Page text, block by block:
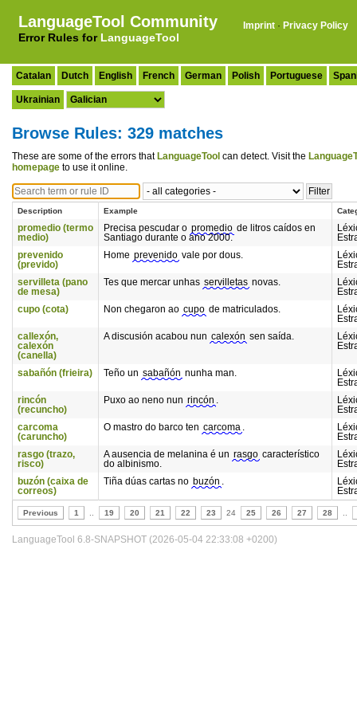
LanguageTool Community
Error Rules for LanguageTool
Imprint · Privacy Policy
Catalan Dutch English French German Polish Portuguese
Ukrainian
Browse Rules: 329 matches
These are some of the errors that LanguageTool can detect. Visit the
homepage to use it online.
Description Example
promedio (termo
medio)
Precisa pescudar o promedio de litros caídos en
Santiago durante o ano 2000.
prevenido
(prevido)
Home prevenido vale por dous.
servilleta (pano
de mesa)
Tes que mercar unhas servilletas novas.
cupo (cota)
Non chegaron ao cupo de matriculados.
callexón,
calexón
(canella)
A discusión acabou nun calexón sen saída.
sabañón (frieira) Teño un sabañón nunha man.
rincón
(recuncho)
Puxo ao neno nun rincón .
carcoma
(caruncho)
O mastro do barco ten carcoma .
rasgo (trazo,
risco)
A ausencia de melanina é un rasgo característico
do albinismo.
buzón (caixa de
correos)
Tiña dúas cartas no buzón .
Previous 1 19 20 21 22 23 24 25 26 27 28
LanguageTool 6.8-SNAPSHOT (2026-05-04 22:33:08 +0200)